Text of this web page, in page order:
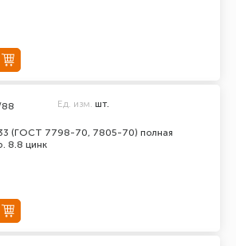
(ГОСТ 7798-70, 7805-70) полная
8.8 цинк
Ед. изм. шт.